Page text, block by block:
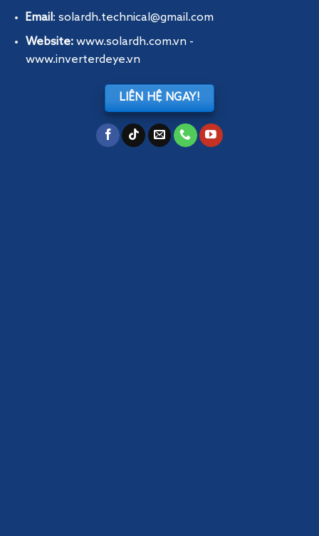
Email : solardh.technical@gmail.com
Website: www.solardh.com.vn-
www.inverterdeye.vn
LIÊN HỆ NGAY!